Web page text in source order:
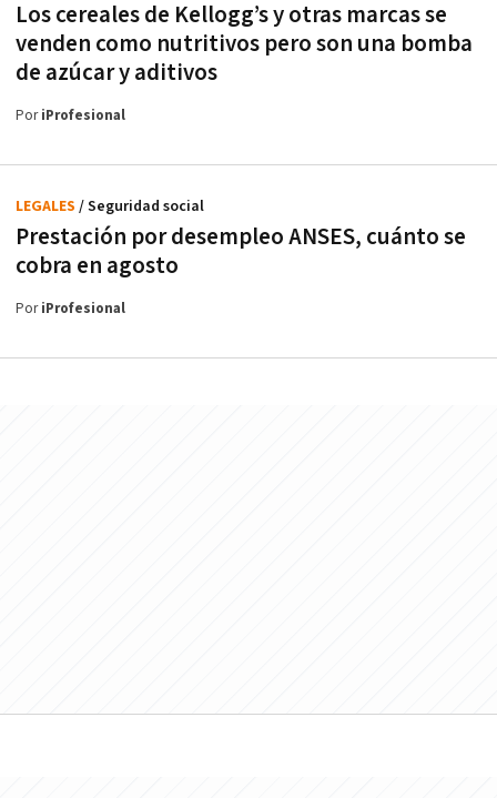
Los cereales de Kellogg’s y otras marcas se
venden como nutritivos pero son una bomba
de azúcar y aditivos
PoriProfesional
Prestación por desempleo ANSES, cuánto se
cobra en agosto
LEGALES / Seguridad social
PoriProfesional